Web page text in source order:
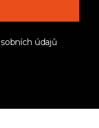
údajů